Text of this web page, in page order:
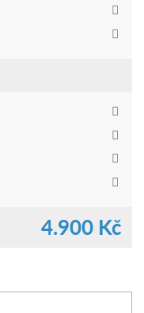
4.900 Kč